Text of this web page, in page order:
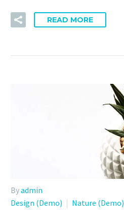
READ MORE
Byadmin
Design (Demo)
Nature (Demo)